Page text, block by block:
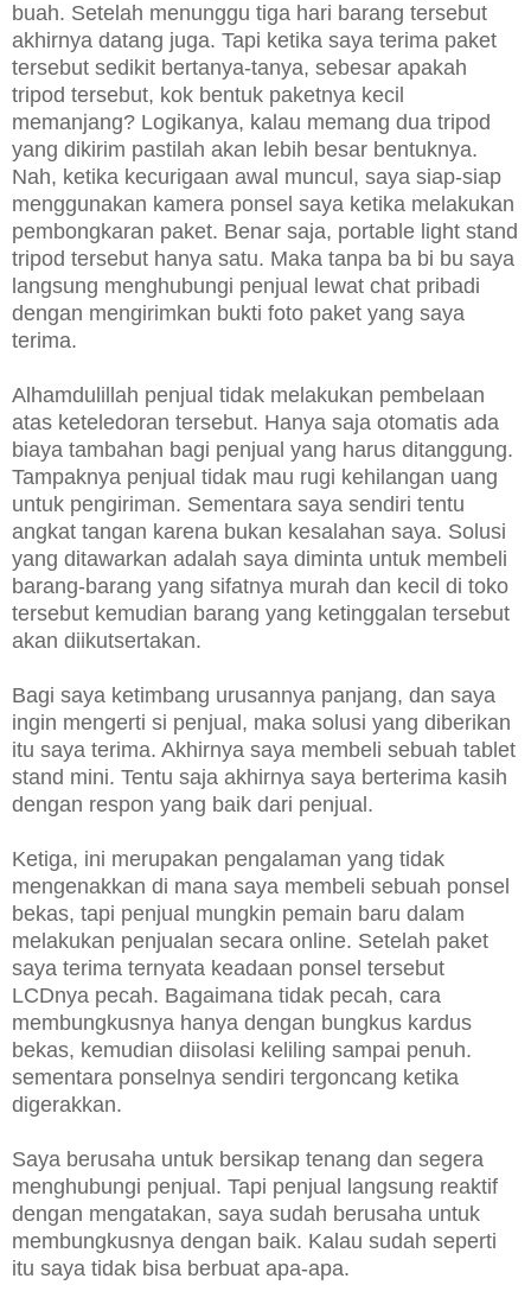
buah. Setelah menunggu tiga hari barang tersebut
akhirnya datang juga. Tapi ketika saya terima paket
tersebut sedikit bertanya-tanya, sebesar apakah
tripod tersebut, kok bentuk paketnya kecil
memanjang? Logikanya, kalau memang dua tripod
yang dikirim pastilah akan lebih besar bentuknya.
Nah, ketika kecurigaan awal muncul, saya siap-siap
menggunakan kamera ponsel saya ketika melakukan
pembongkaran paket. Benar saja, portable light stand
tripod tersebut hanya satu. Maka tanpa ba bi bu saya
langsung menghubungi penjual lewat chat pribadi
dengan mengirimkan bukti foto paket yang saya
terima.
Alhamdulillah penjual tidak melakukan pembelaan
atas keteledoran tersebut. Hanya saja otomatis ada
biaya tambahan bagi penjual yang harus ditanggung.
Tampaknya penjual tidak mau rugi kehilangan uang
untuk pengiriman. Sementara saya sendiri tentu
angkat tangan karena bukan kesalahan saya. Solusi
yang ditawarkan adalah saya diminta untuk membeli
barang-barang yang sifatnya murah dan kecil di toko
tersebut kemudian barang yang ketinggalan tersebut
akan diikutsertakan.
Bagi saya ketimbang urusannya panjang, dan saya
ingin mengerti si penjual, maka solusi yang diberikan
itu saya terima. Akhirnya saya membeli sebuah tablet
stand mini. Tentu saja akhirnya saya berterima kasih
dengan respon yang baik dari penjual.
Ketiga, ini merupakan pengalaman yang tidak
mengenakkan di mana saya membeli sebuah ponsel
bekas, tapi penjual mungkin pemain baru dalam
melakukan penjualan secara online. Setelah paket
saya terima ternyata keadaan ponsel tersebut
LCDnya pecah. Bagaimana tidak pecah, cara
membungkusnya hanya dengan bungkus kardus
bekas, kemudian diisolasi keliling sampai penuh.
sementara ponselnya sendiri tergoncang ketika
digerakkan.
Saya berusaha untuk bersikap tenang dan segera
menghubungi penjual. Tapi penjual langsung reaktif
dengan mengatakan, saya sudah berusaha untuk
membungkusnya dengan baik. Kalau sudah seperti
itu saya tidak bisa berbuat apa-apa.